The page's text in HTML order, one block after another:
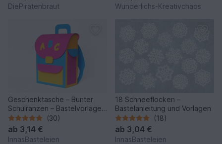
DiePiratenbraut Wunderlichs-Kreativchaos
Geschenktasche – Bunter
Schulranzen – Bastelvorlagen
mit Anleitung(30)
ab 3,14 €
InnasBasteleien
18 Schneeflocken –
Bastelanleitung und Vorlagen
(18)
ab 3,04 €
InnasBasteleien